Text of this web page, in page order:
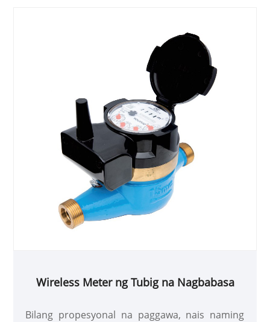
Wireless Meter ng Tubig na Nagbabasa
Bilang propesyonal na paggawa, nais naming